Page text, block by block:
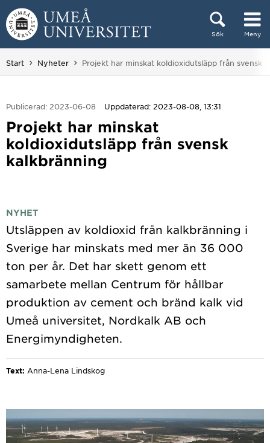
Hoppa direkt till innehållet
Sök Meny
Huvudmenyn dold.
Start Nyheter Du är här:
Projekt har minskat koldioxidutsläpp från svensk
Publicerad: 2023-06-08 Uppdaterad: 2023-08-08, 13:31
Projekt har minskat
koldioxidutsläpp från svensk
kalkbränning
NYHET
Utsläppen av koldioxid från kalkbränning i
Sverige har minskats med mer än 36 000
ton per år. Det har skett genom ett
samarbete mellan Centrum för hållbar
produktion av cement och bränd kalk vid
Umeå universitet, Nordkalk AB och
Text: Anna-Lena Lindskog